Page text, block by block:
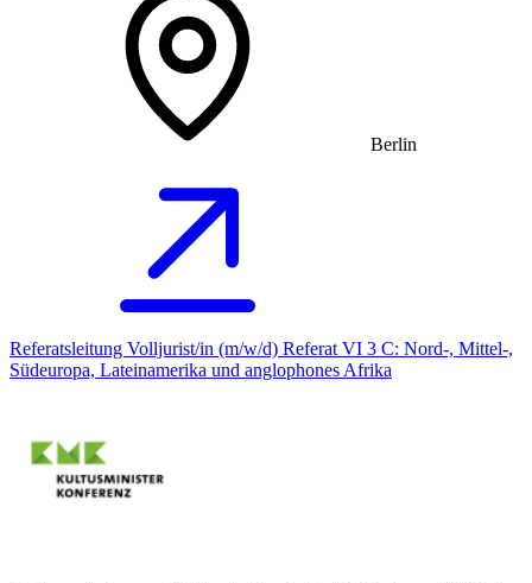
Berlin
Referatsleitung Volljurist/in (m/w/d) Referat VI 3 C: Nord-, Mittel-,
Südeuropa, Lateinamerika und anglophones Afrika